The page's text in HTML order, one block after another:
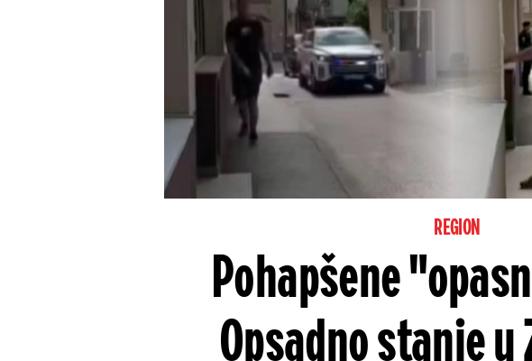
REGION
Pohapšene
Opsadno stanje